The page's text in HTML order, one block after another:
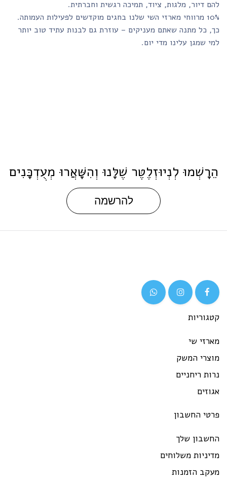
תומכת בכ־18,500 חיילים – מהתיכון ועד אחרי השחרור – ומספקת
להם דיור, מלגות, ציוד, תמיכה רגשית וחברתית.
10% מרווחי מארזי השי שלנו בחגים מוקדשים לפעילות העמותה.
כך, כל מתנה שאתם מעניקים – עוזרת גם לבנות עתיד טוב יותר
הֵרָשְׁמוּ לְנְיוּזְלֶטֶּר שֶׁלָּנוּ וְהִשָּׁאֲרוּ מְעֻדְכָּנִים
להרשמה
מארזי שי
מוצרי המשק
נרות ריחניים
החשבון שלך
מדיניות משלוחים